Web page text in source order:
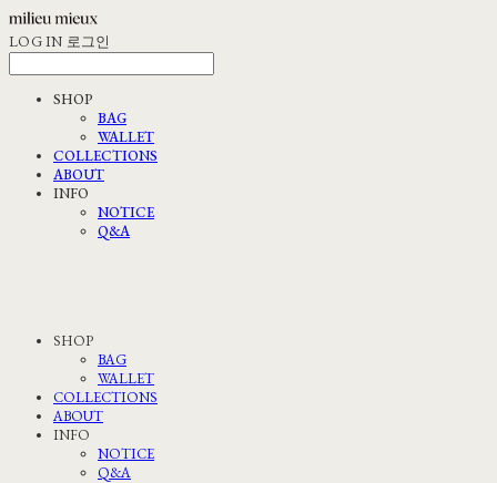
LOG IN 로그인
SHOP
BAG
WALLET
COLLECTIONS
ABOUT
INFO
NOTICE
Q&A
SHOP
BAG
WALLET
COLLECTIONS
ABOUT
INFO
NOTICE
Q&A